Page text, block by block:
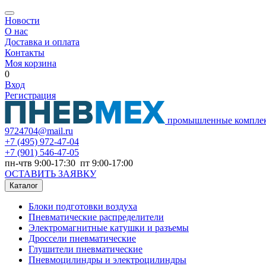
Новости
О нас
Доставка и оплата
Контакты
Моя корзина
0
Вход
Регистрация
промышленные
9724704@mail.ru
+7 (495) 972-47-04
+7 (901) 546-47-05
пн-чтв 9:00-17:30 пт 9:00-17:00
ОСТАВИТЬ ЗАЯВКУ
Каталог
Блоки подготовки воздуха
Пневматические распределители
Электромагнитные катушки и разъемы
Дроссели пневматические
Глушители пневматические
Пневмоцилиндры и электроцилиндры